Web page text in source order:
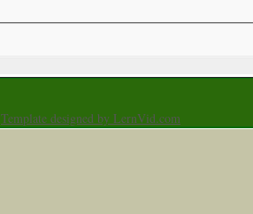
Template designed by LernVid.com